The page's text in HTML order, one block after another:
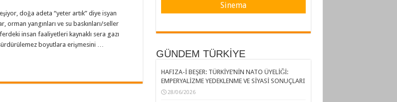
doğa adeta “yeter artık” diye isyan
orman yangınları ve su baskınları/seller
insan faaliyetleri kaynaklı sera gazı
boyutlara erişmesini …
Sinema
GÜNDEM TÜRKİYE
HAFIZA-İ BEŞER: TÜRKİYE’NİN NATO ÜYELİĞİ:
EMPERYALİZME YEDEKLENME VE SİYASİ SONUÇLARI
28/06/2026